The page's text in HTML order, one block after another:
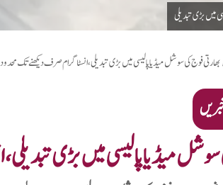
میں بڑی تبدیلی
بھارتی فوج کی سوشل میڈیا پالیسی میں بڑی تبدیلی، انسٹاگرام صرف دیکھنے تک محدود
میڈیا پالیسی میں بڑی